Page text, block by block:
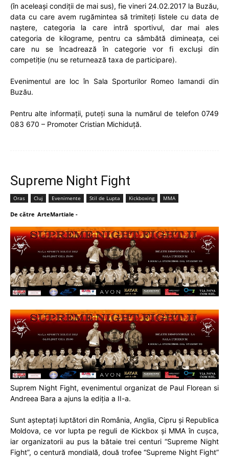
(în aceleași condiții de mai sus), fie vineri 24.02.2017 la Buzău,
data cu care avem rugămintea să trimiteți listele cu data de
naștere, categoria la care intră sportivul, dar mai ales
categoria de kilograme, pentru ca sâmbătă dimineața, cei
care nu se încadrează în categorie vor fi excluși din
competiție (nu se returnează taxa de participare).
Evenimentul are loc în Sala Sporturilor Romeo Iamandi din
Buzău.
Pentru alte informații, puteți suna la numărul de telefon 0749
083 670 – Promoter Cristian Michiduță.
Supreme Night Fight
Oras Cluj Evenimente Stil de Lupta Kickboxing MMA
De către ArteMartiale -
Suprem Night Fight, evenimentul organizat de Paul Florean si
Andreea Bara a ajuns la ediția a II-a.
Sunt așteptați luptători din România, Anglia, Cipru și Republica
Moldova, ce vor lupta pe reguli de Kickbox și MMA în cușca,
iar organizatorii au pus la bătaie trei centuri “Supreme Night
Fight”, o centură mondială, două trofee “Supreme Night Fight”